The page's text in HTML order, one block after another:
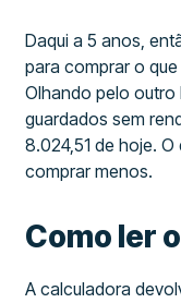
Daqui a 5 anos,
para comprar o
Olhando pelo outro
guardados sem
8.024,51 de hoje.
comprar menos.
Como ler
A calculadora